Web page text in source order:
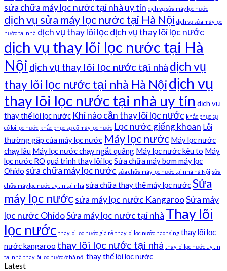
sửa chữa máy lọc nước tại nhà uy tín dịch vụ sửa máy lọc nước
dịch vụ sửa máy lọc nước tại Hà Nội dịch vụ sửa máy lọc
nước tại nhà dịch vụ thay lõi lọc dịch vụ thay lõi lọc nước
dịch vụ thay lõi lọc nước tại Hà
Nội dịch vụ thay lõi lọc nước tại nhà dịch vụ
thay lõi lọc nước tại nhà Hà Nộidịch vụ
thay lõi lọc nước tại nhà uy tín dịch vụ
thay thế lõi lọc nước Khi nào cần thay lõi lọc nước khắc phục sự
cố lõi lọc nước khắc phục sự cố máy lọc nước Lọc nước giếng khoan Lỗi
thường gặp của máy lọc nước Máy lọc nước Máy lọc nước
chạy lâu Máy lọc nước chạy ngắt quãng Máy lọc nước kêu to Máy
lọc nước RO quá trình thay lõi lọcSửa chữa máy bơm máy lọc
Ohido sửa chữa máy lọc nước sửa chữa máy lọc nước tại nhà hà Nội sửa
chữa máy lọc nước uy tín tại nhà sửa chữa thay thế máy lọc nướcSửa
máy lọc nướcsửa máy lọc nước KangarooSửa máy
lọc nước OhidoSửa máy lọc nước tại nhà Thay lõi
lọc nước thay lõi lọc nước giá rẻ thay lõi lọc nước haohsing thay lõi lọc
nước kangaroo thay lõi lọc nước tại nhà thay lõi lọc nước uy tín
tại nhà thay lõi lọc nước ở hà nội thay thế lõi lọc nước
Latest